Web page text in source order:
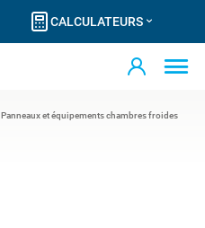
CALCULATEURS
Panneaux et équipements chambres froides